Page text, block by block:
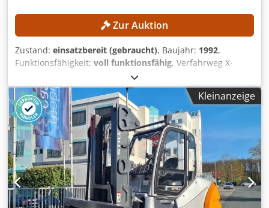
Zur Auktion
Zustand: einsatzbereit (gebraucht), Baujahr: 1992,
Funktionsfähigkeit: voll funktionsfähig, Verfahrweg X-
, Verfahrweg Y-Achse:
Z-Achse:420 mm, Spindeldrehzahl (max.):4.000 U/min,
Steuerungsmodell:Heidenhain 407
, Kein Mindestpreis -
garantierter Verkauf zum höchsten Gebot! TECHNISCHE
DETAILS Verfahrweg X-Achse: 600 mm Verfahrweg Y-Achse:
400 mm Verfahrweg Z-Achse: 420 mm Spindeldrehzahl
max.: 4.000 U/min Werkzeugaufnahme: SK 40 Abstand
Spindel zu Tisch: 127–567 mm Spindeldurchmesser im
vorderen Lager: 55 mm MASCHINEN-DETAILS Steuerung:
Heidenhain 407 AUSSTATTUNG Csdpjzpxfhjfx Agtsrf
Handrad Netzwerkanschluss
Kleinanzeige